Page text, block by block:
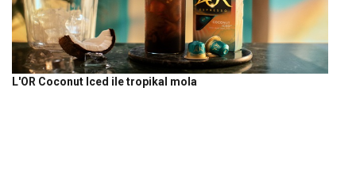
L'OR Coconut Iced ile tropikal mola